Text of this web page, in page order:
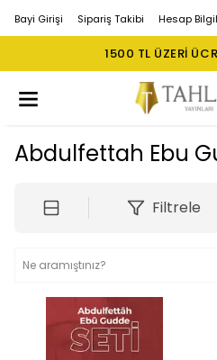
Bayi Girişi Sipariş Takibi Hesap
1500 TL ÜZERI
Abdulfettah Ebu
Filtrele